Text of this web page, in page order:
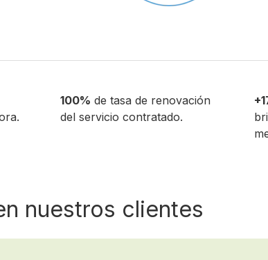
100% de tasa de renovación
del servicio contratado.
nuestros clientes